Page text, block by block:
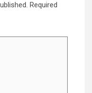
Required